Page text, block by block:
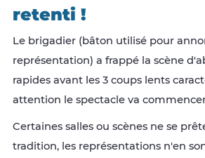
retenti !
Le brigadier (bâton utilisé pour
représentation) a frappé la scène
rapides avant les 3 coups lents
attention le spectacle va
Certaines salles ou scènes ne se
tradition, les représentations n'en